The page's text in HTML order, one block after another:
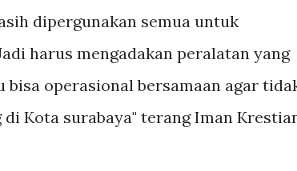
dipergunakan semua untuk
harus mengadakan peralatan yang
bisa operasional bersamaan agar
Kota surabaya" terang Iman